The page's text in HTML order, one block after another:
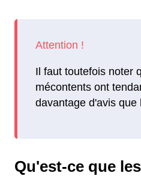
Il faut toutefois noter
mécontents ont
davantage d'avis que
Qu'est-ce que